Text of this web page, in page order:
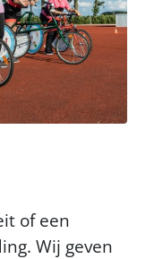
of een
Wij geven